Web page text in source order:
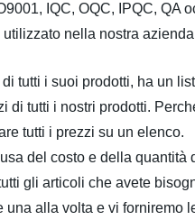
IQC, OQC, IPQC, QA
utilizzato nella nostra azienda
tutti i suoi prodotti, ha un
di tutti i nostri prodotti.
tutti i prezzi su un elenco.
del costo e della quantità
gli articoli che avete
una alla volta evi forniremo